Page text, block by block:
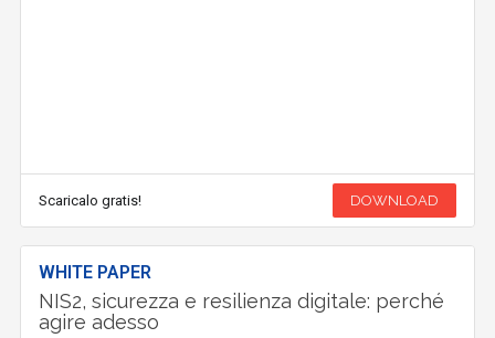
Scaricalo gratis! DOWNLOAD
WHITE PAPER
NIS2, sicurezza e resilienza digitale: perché
agire adesso